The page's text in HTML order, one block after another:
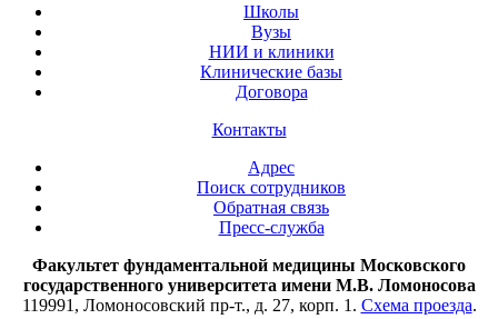
Школы
Вузы
НИИ и клиники
Клинические базы
Договора
Контакты
Адрес
Поиск сотрудников
Обратная связь
Пресс-служба
Факультет фундаментальной медицины Московского
государственного университета имени М.В. Ломоносова
119991, Ломоносовский пр-т., д. 27, корп. 1. Схема проезда.